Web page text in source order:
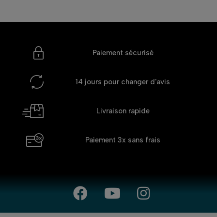
Paiement sécurisé
14 jours pour changer d'avis
Livraison rapide
Paiement 3x sans frais